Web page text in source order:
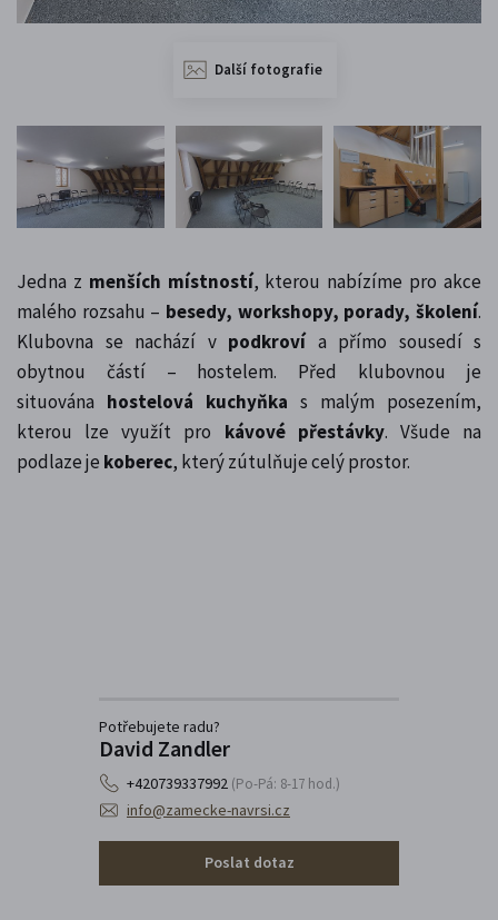
Další fotografie
Jedna z menších místností, kterou nabízíme pro akce
malého rozsahu – besedy, workshopy, porady, školení.
Klubovna se nachází v podkrovía přímo sousedí s
obytnou částí – hostelem. Před klubovnou je
situována hostelová kuchyňka s malým posezením,
kterou lze využít pro kávové přestávky. Všude na
podlaze je koberec, který zútulňuje celý prostor.
Potřebujete radu?
David Zandler
+420739337992 (Po-Pá: 8-17 hod.)
info@zamecke-navrsi.cz
Poslat dotaz